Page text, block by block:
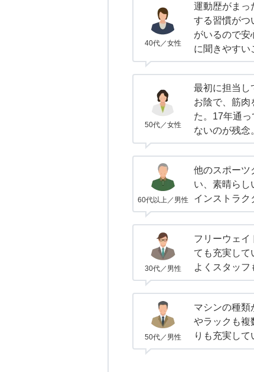
40代／女性
運動歴がまっ
する習慣がつ
がいるので安
に聞きやすい
50代／女性
最初に担当し
お陰で、筋肉
た。17年通
ないのが残念。
60代以上／男性
他のスポーツ
い、素晴らし
インストラク
30代／男性
フリーウェイ
ても充実して
よくスタッフ
50代／男性
マシンの種類
やラックも複
りも充実して